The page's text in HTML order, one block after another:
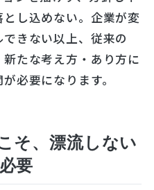
し込めない。企業が変
きない以上、従来の
新たな考え方・あり方に
必要になります。
そ、漂流しない
要